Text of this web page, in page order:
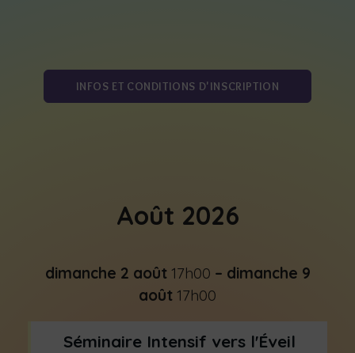
INFOS ET CONDITIONS D'INSCRIPTION
Août 2026
dimanche 2 août 17h00 – dimanche 9
août 17h00
Séminaire Intensif vers l'Éveil